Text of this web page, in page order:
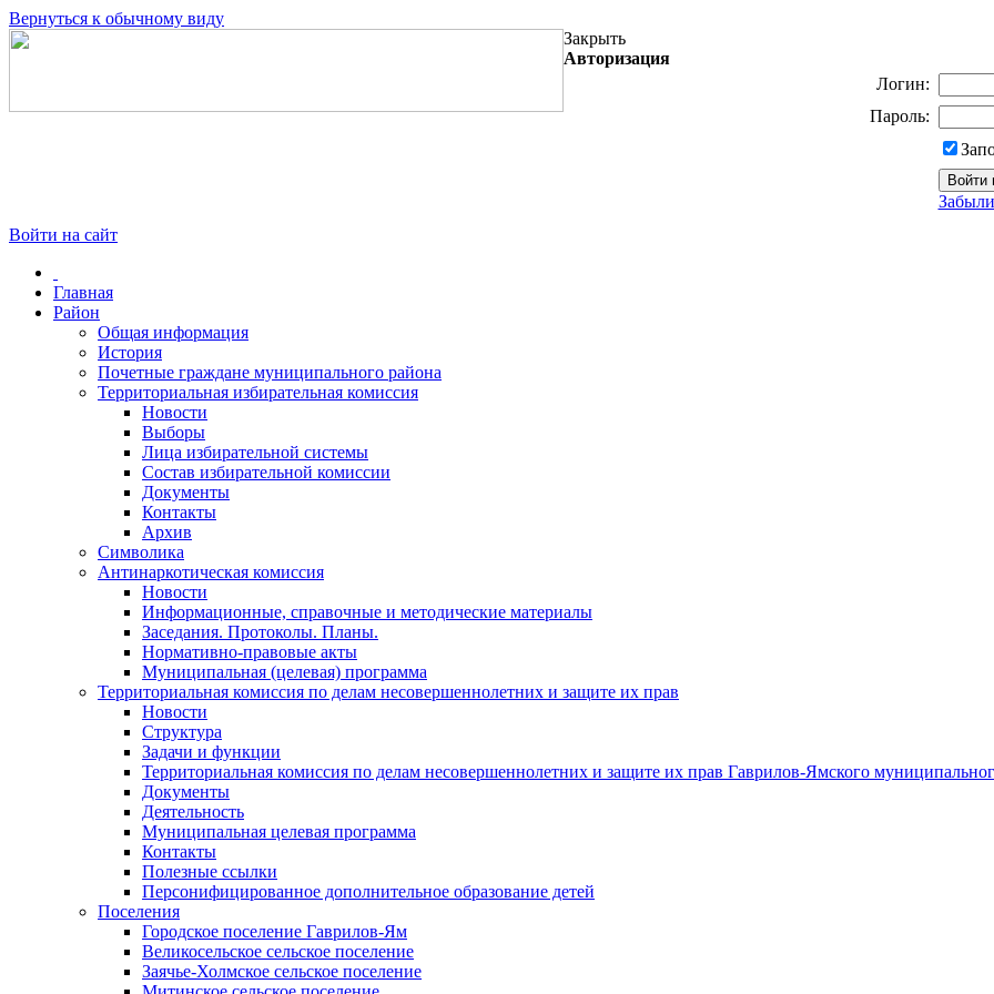
Вернуться к обычному виду
Закрыть
Авторизация
Логин:
Пароль:
Войти на сайт
Главная
Район
Общая информация
История
Почетные граждане муниципального района
Территориальная избирательная комиссия
Новости
Выборы
Лица избирательной системы
Состав избирательной комиссии
Документы
Контакты
Архив
Символика
Антинаркотическая комиссия
Новости
Информационные, справочные и методические материалы
Заседания. Протоколы. Планы.
Нормативно-правовые акты
Муниципальная (целевая) программа
Территориальная комиссия по делам несовершеннолетних и защите их прав
Новости
Структура
Задачи и функции
Территориальная комиссия по делам несовершеннолетних и защите их прав Гаврилов-Ямского
Документы
Деятельность
Муниципальная целевая программа
Контакты
Полезные ссылки
Персонифицированное дополнительное образование детей
Поселения
Городское поселение Гаврилов-Ям
Великосельское сельское поселение
Заячье-Холмское сельское поселение